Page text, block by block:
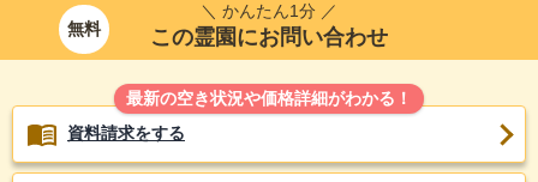
無料
＼ かんたん1分 ／
この霊園にお問い合わせ
最新の空き状況や価格詳細がわかる！
資料請求をする